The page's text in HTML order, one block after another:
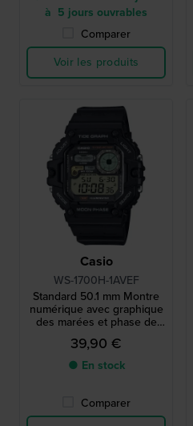
à 5 jours ouvrables
Comparer
Voir les produits
Casio
WS-1700H-1AVEF
Standard 50.1 mm Montre
numérique avec graphique
des marées et phase de
lune
39,90 €
● En stock
Comparer